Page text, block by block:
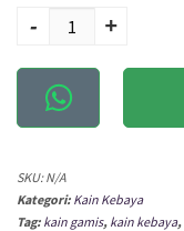
KEBAYA SEMI
BIANCA
- +
SKU:N/A
Kategori: Kain Kebaya
Tag: kain gamis, kain kebaya,